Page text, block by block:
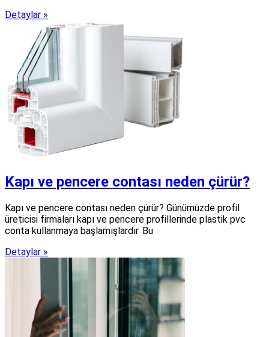
Detaylar »
Kapı ve pencere contası neden çürür?
Kapı ve pencere contası neden çürür? Günümüzde profil
üreticisi firmaları kapı ve pencere profillerinde plastik pvc
conta kullanmaya başlamışlardır. Bu
Detaylar »